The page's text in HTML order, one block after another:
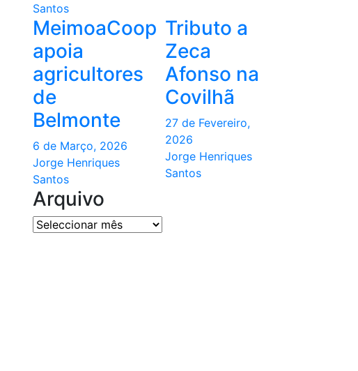
Santos
MeimoaCoop
apoia
agricultores
de
Belmonte
6 de Março, 2026
Jorge Henriques
Santos
Tributo a
Zeca
Afonso na
Covilhã
27 de Fevereiro,
2026
Jorge Henriques
Santos
Arquivo
Arquivo